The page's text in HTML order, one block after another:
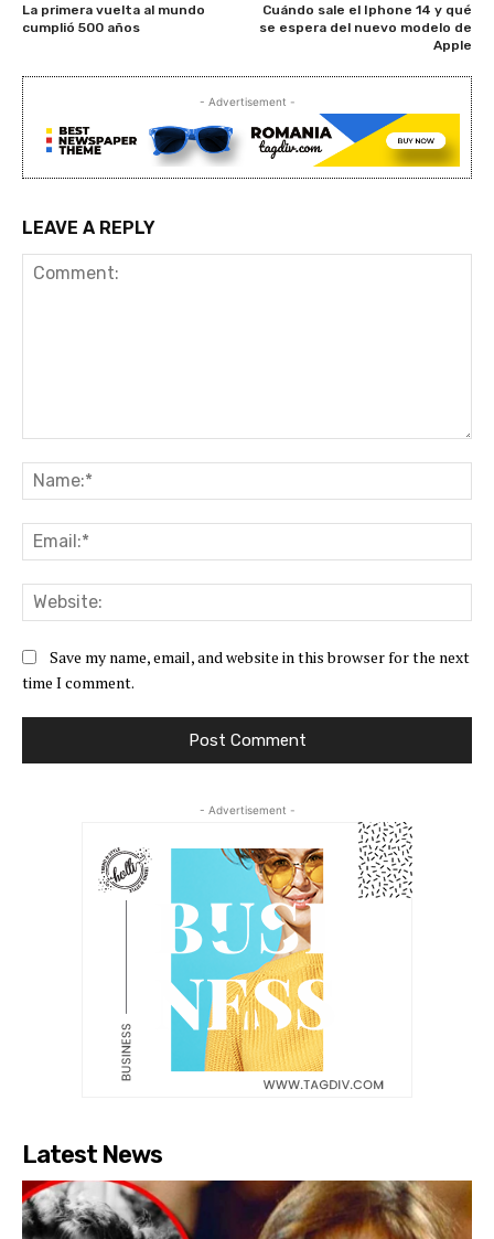
La primera vuelta al mundo
cumplió 500 años
Cuándo sale el Iphone 14 y qué
se espera del nuevo modelo de
Apple
- Advertisement -
LEAVE A REPLY
Save my name, email, and website in this browser for the next
time I comment.
- Advertisement -
Latest News